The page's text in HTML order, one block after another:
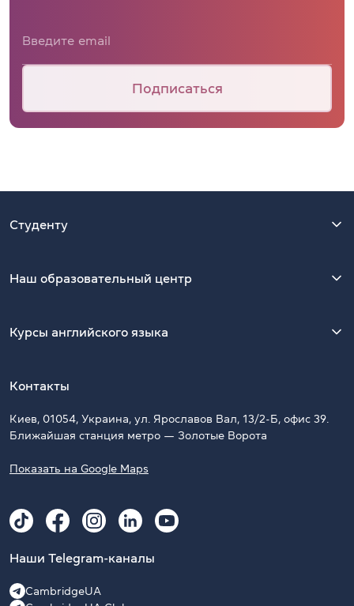
Подписаться
Студенту
Наш образовательный центр
Курсы английского языка
Контакты
Киев, 01054, Украина, ул. Ярославов Вал, 13/2-Б, офис 39.
Ближайшая станция метро — Золотые Ворота
Показать на Google Maps
Наши Telegram-каналы
CambridgeUA